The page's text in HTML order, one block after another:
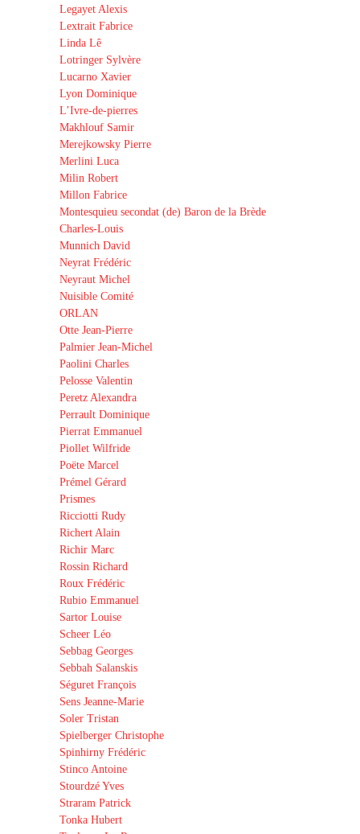
Legayet Alexis
Lextrait Fabrice
Linda Lê
Lotringer Sylvère
Lucarno Xavier
Lyon Dominique
L’Ivre-de-pierres
Makhlouf Samir
Merejkowsky Pierre
Merlini Luca
Milin Robert
Millon Fabrice
Montesquieu secondat (de) Baron de la Brède
Charles-Louis
Munnich David
Neyrat Frédéric
Neyraut Michel
Nuisible Comité
ORLAN
Otte Jean-Pierre
Palmier Jean-Michel
Paolini Charles
Pelosse Valentin
Peretz Alexandra
Perrault Dominique
Pierrat Emmanuel
Piollet Wilfride
Poëte Marcel
Prémel Gérard
Prismes
Ricciotti Rudy
Richert Alain
Richir Marc
Rossin Richard
Roux Frédéric
Rubio Emmanuel
Sartor Louise
Scheer Léo
Sebbag Georges
Sebbah Salanskis
Séguret François
Sens Jeanne-Marie
Soler Tristan
Spielberger Christophe
Spinhirny Frédéric
Stinco Antoine
Stourdzé Yves
Straram Patrick
Tonka Hubert